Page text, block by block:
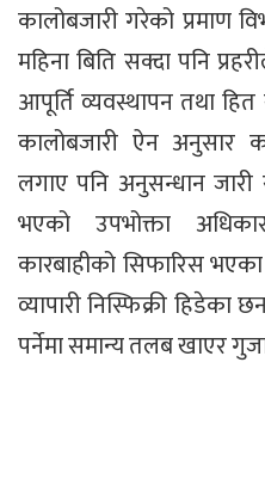
कालोबजारी गरेको प्रमाण
महिना बिति सक्दा पनि
आपूर्ति व्यवस्थापन तथा
कालोबजारी ऐन अनुसार
लगाए पनि अनुसन्धान जारी
भएको उपभोक्ता
कारबाहीको सिफारिस
व्यापारी निस्फिक्री हिडेका
पर्नेमा समान्य तलब खाएर